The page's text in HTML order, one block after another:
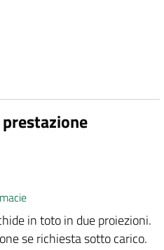
in toto in due proiezioni.
se richiesta sotto carico.